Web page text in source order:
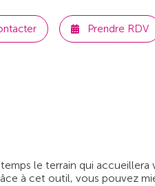
Prendre RDV
le terrain qui accueillera
à cet outil, vous pouvez